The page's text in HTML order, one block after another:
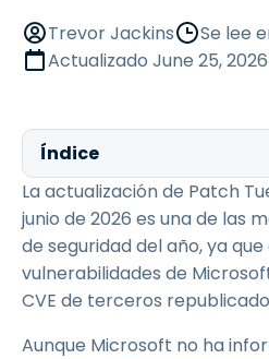
Trevor Jackins
Se lee
Actualizado June 25, 2026
Índice
La actualización de Patch
junio de 2026 es una de las
de seguridad del año, ya
vulnerabilidades de
CVE de terceros
Aunque Microsoft no ha